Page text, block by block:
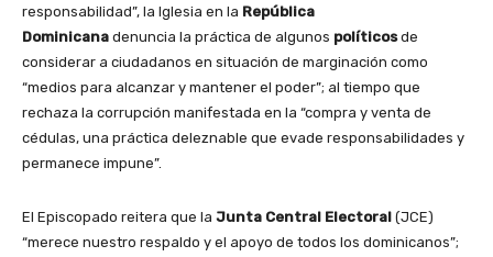
responsabilidad”, la Iglesia en la República
Dominicana denuncia la práctica de algunos políticosde
considerar a ciudadanos en situación de marginación como
“medios para alcanzar y mantener el poder”; al tiempo que
rechaza la corrupción manifestada en la “compra y venta de
cédulas, una práctica deleznable que evade responsabilidades y
permanece impune”.
El Episcopado reitera que la Junta Central Electoral (JCE)
“merece nuestro respaldo y el apoyo de todos los dominicanos”;